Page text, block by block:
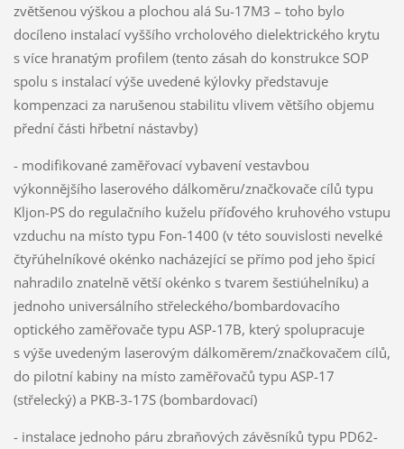
zvětšenou výškou a plochou alá Su-17M3 – toho bylo
docíleno instalací vyššího vrcholového dielektrického krytu
s více hranatým profilem (tento zásah do konstrukce SOP
spolu s instalací výše uvedené kýlovky představuje
kompenzaci za narušenou stabilitu vlivem většího objemu
přední části hřbetní nástavby)
- modifikované zaměřovací vybavení vestavbou
výkonnějšího laserového dálkoměru/značkovače cílů typu
Kljon-PS do regulačního kuželu příďového kruhového vstupu
vzduchu na místo typu Fon-1400 (v této souvislosti nevelké
čtyřúhelníkové okénko nacházející se přímo pod jeho špicí
nahradilo znatelně větší okénko s tvarem šestiúhelníku) a
jednoho universálního střeleckého/bombardovacího
optického zaměřovače typu ASP-17B, který spolupracuje
s výše uvedeným laserovým dálkoměrem/značkovačem cílů,
do pilotní kabiny na místo zaměřovačů typu ASP-17
(střelecký) a PKB-3-17S (bombardovací)
- instalace jednoho páru zbraňových závěsníků typu PD62-